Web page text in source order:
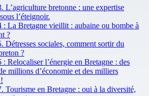
L’agriculture bretonne : une expertise
l’éteignoir.
: La Bretagne vieillit : aubaine ou bombe à
?
Détresses sociales, comment sortir du
?
: Relocaliser l’énergie en Bretagne : des
millions d’économie et des milliers
Tourisme en Bretagne : oui à la diversité,